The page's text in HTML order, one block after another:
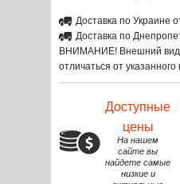
Доставка по Украине
Доставка по
ВНИМАНИЕ! Внешний вид
отличаться от указанного
Доступные
цены
На нашем
сайте вы
найдете самые
низкие и